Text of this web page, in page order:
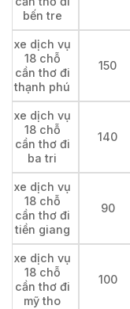
bến tre
xe dịch vụ
18 chỗ
cần thơ đi
thạnh phú
150
xe dịch vụ
18 chỗ
cần thơ đi
ba tri
140
xe dịch vụ
18 chỗ
cần thơ đi
tiền giang
90
xe dịch vụ
18 chỗ
cần thơ đi
mỹ tho
100